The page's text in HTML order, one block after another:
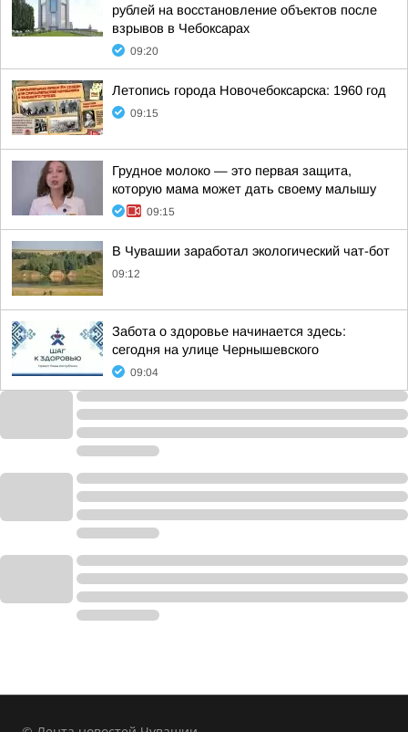
рублей на восстановление объектов после
взрывов в Чебоксарах
09:20
Летопись города Новочебоксарска: 1960 год
09:15
Грудное молоко — это первая защита,
которую мама может дать своему малышу
09:15
В Чувашии заработал экологический чат-бот
09:12
Забота о здоровье начинается здесь:
сегодня на улице Чернышевского
09:04